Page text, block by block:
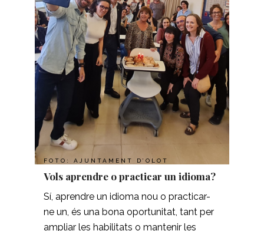
FOTO: AJUNTAMENT D’OLOT
Vols aprendre o practicar un idioma?
Sí, aprendre un idioma nou o practicar-
ne un, és una bona oportunitat, tant per
ampliar les habilitats o mantenir les